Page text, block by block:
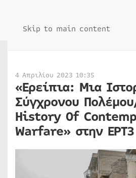
Skip to main content
4 Απριλίου 2023 10:35
«Ερείπια: Μια
Σύγχρονου
History Οf
Warfare» στην ΕΡΤ3